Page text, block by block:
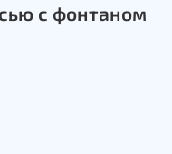
с фонтаном